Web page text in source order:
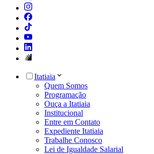
Itatiaia
Quem Somos
Programação
Ouça a Itatiaia
Institucional
Entre em Contato
Expediente Itatiaia
Trabalhe Conosco
Lei de Igualdade Salarial